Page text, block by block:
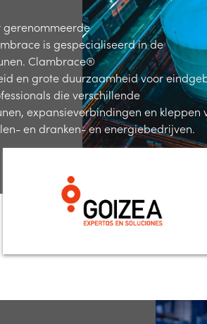
is gespecialiseerd in de
Clambrace®
en grote duurzaamheid voor
die verschillende
expansieverbindingen en kleppen
en dranken- en energiebedrijven.